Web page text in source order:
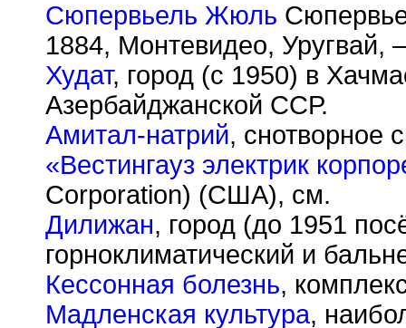
Сюпервьель Жюль
1884, Монтевидео, Уругвай,
Худат, город (с 1950) в
Азербайджанской ССР.
Амитал-натрий, снотворное
«Вестингауз электрик
Corporation) (США), см.
Дилижан, город (до 1951
горноклиматический и
Кессонная болезнь,
Мадленская культура,